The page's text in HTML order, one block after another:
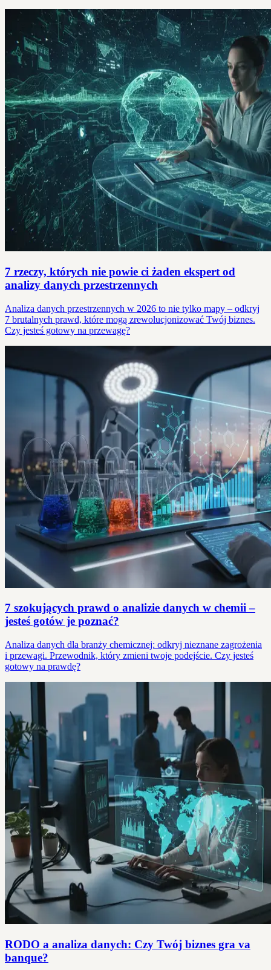
7 rzeczy, których nie powie ci żaden ekspert od
analizy danych przestrzennych
Analiza danych przestrzennych w 2026 to nie tylko mapy – odkryj
7 brutalnych prawd, które mogą zrewolucjonizować Twój biznes.
Czy jesteś gotowy na przewagę?
7 szokujących prawd o analizie danych w chemii –
jesteś gotów je poznać?
Analiza danych dla branży chemicznej: odkryj nieznane zagrożenia
i przewagi. Przewodnik, który zmieni twoje podejście. Czy jesteś
gotowy na prawdę?
RODO a analiza danych: Czy Twój biznes gra va
banque?